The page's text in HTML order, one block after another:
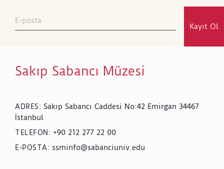
Kayıt Ol
Sakıp Sabancı Müzesi
ADRES: Sakıp Sabancı Caddesi No:42 Emirgan 34467
İstanbul
TELEFON : +90 212 277 22 00
E-POSTA: ssminfo@sabanciuniv.edu